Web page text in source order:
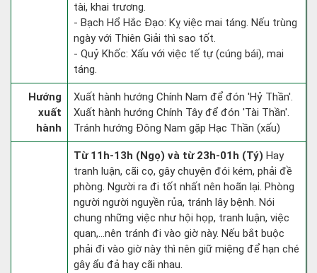
tài, khai trương.
- Bạch Hổ Hắc Đạo: Kỵ việc mai táng. Nếu trùng
ngày với Thiên Giải thì sao tốt.
- Quỷ Khốc: Xấu với việc tế tự (cúng bái), mai
táng.
Hướng
xuất
hành
Xuất hành hướng Chính Nam để đón 'Hỷ Thần'.
Xuất hành hướng Chính Tây để đón 'Tài Thần'.
Tránh hướng Đông Nam gặp Hạc Thần (xấu)
Từ 11h-13h (Ngọ) và từ 23h-01h (Tý) Hay
tranh luận, cãi cọ, gây chuyện đói kém, phải đề
phòng. Người ra đi tốt nhất nên hoãn lại. Phòng
người người nguyền rủa, tránh lây bệnh. Nói
chung những việc như hội họp, tranh luận, việc
quan,…nên tránh đi vào giờ này. Nếu bắt buộc
phải đi vào giờ này thì nên giữ miệng để hạn ché
gây ẩu đả hay cãi nhau.